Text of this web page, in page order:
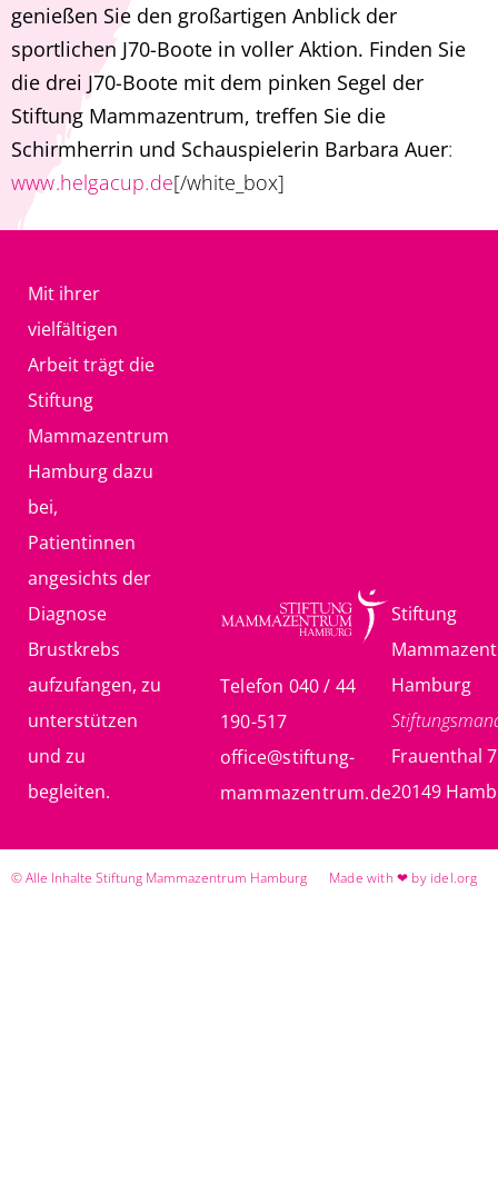
genießen Sie den großartigen Anblick der
sportlichen J70-Boote in voller Aktion. Finden Sie
die drei J70-Boote mit dem pinken Segel der
Stiftung Mammazentrum, treffen Sie die
Schirmherrin und Schauspielerin Barbara Auer:
www.helgacup.de[/white_box]
Mit ihrer
vielfältigen
Arbeit trägt die
Stiftung
Mammazentrum
Hamburg dazu
bei,
Patientinnen
angesichts der
Diagnose
Brustkrebs
aufzufangen, zu
unterstützen
und zu
begleiten.
Telefon 040 / 44
190-517
office@stiftung-
mammazentrum.de
Stiftung
Hamburg
Frauenthal 7
20149
© Alle Inhalte Stiftung Mammazentrum Hamburg Made with ❤ by idel.org